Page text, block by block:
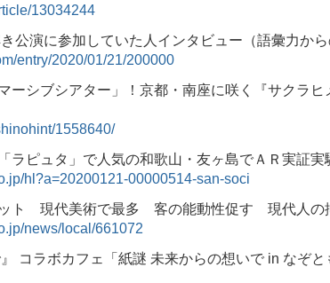
13034244
公演に参加していた人インタビュー（語彙力から
entry/2020/01/21/200000
ーシブシアター」！京都・南座に咲く『サクラ
1558640/
ピュタ」で人気の和歌山・友ヶ島でＡＲ実証実
hl?a=20200121-00000514-san-soci
ト 現代美術で最多 客の能動性促す 現代人の
news/local/661072
』 コラボカフェ「紙謎 未来からの想いで in なぞ